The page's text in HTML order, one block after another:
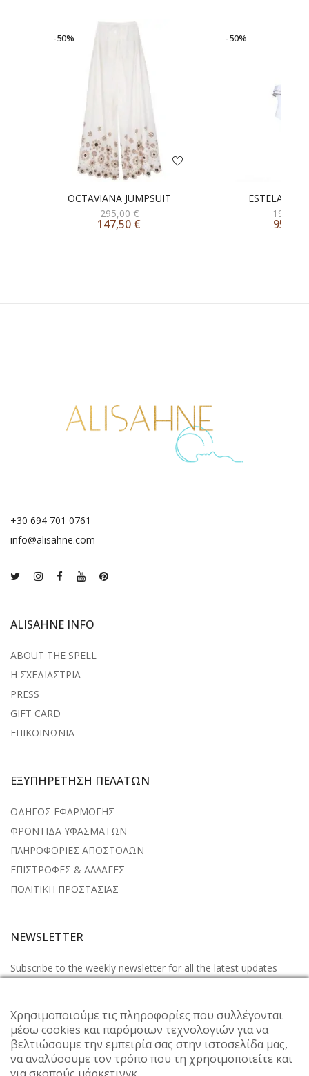
-50%
OCTAVIANA JUMPSUIT
295,00€
147,50 €
-50%
ESTELA ONE
190,00
95,00
+30 694 701 0761
info@alisahne.com
ALISAHNE INFO
ABOUT THE SPELL
Η ΣΧΕΔΙΑΣΤΡΙΑ
PRESS
GIFT CARD
ΕΠΙΚΟΙΝΩΝΙΑ
ΕΞΥΠΗΡΕΤΗΣΗ ΠΕΛΑΤΩΝ
ΟΔΗΓΟΣ ΕΦΑΡΜΟΓΗΣ
ΦΡΟΝΤΙΔΑ ΥΦΑΣΜΑΤΩΝ
ΠΛΗΡΟΦΟΡΙΕΣ ΑΠΟΣΤΟΛΩΝ
ΕΠΙΣΤΡΟΦΕΣ & ΑΛΛΑΓΕΣ
ΠΟΛΙΤΙΚΗ ΠΡΟΣΤΑΣΙΑΣ
NEWSLETTER
Subscribe to the weekly newsletter for all the latest updates
Χρησιμοποιούμε τις πληροφορίες που συλλέγονται
μέσω cookies και παρόμοιων τεχνολογιών για να
βελτιώσουμε την εμπειρία σας στην ιστοσελίδα μας,
να αναλύσουμε τον τρόπο που τη χρησιμοποιείτε και